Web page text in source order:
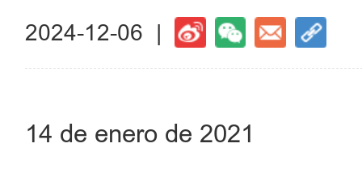
2024-12-06 |
14 de enero de 2021